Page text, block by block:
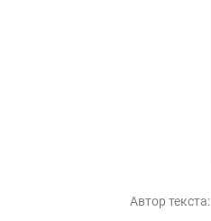
Автор текста: